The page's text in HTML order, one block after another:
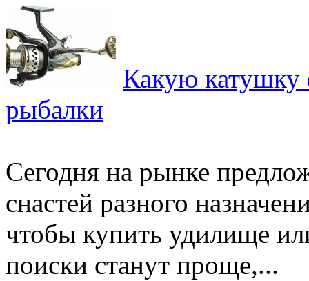
Какую катушку
рыбалки
Сегодня на рынке
снастей разного
чтобы купить удилище
поиски станут проще,...